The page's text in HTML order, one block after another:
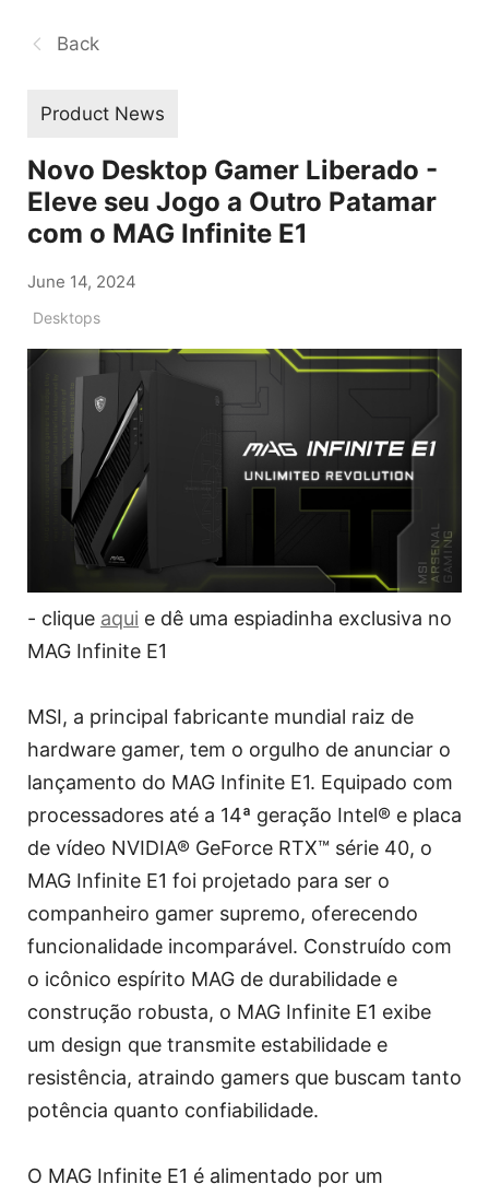
Back
Product News
Novo Desktop Gamer Liberado -
Eleve seu Jogo a Outro Patamar
com o MAG Infinite E1
June 14, 2024
Desktops
- clique aqui e dê uma espiadinha exclusiva no
MAG Infinite E1
MSI, a principal fabricante mundial raiz de
hardware gamer, tem o orgulho de anunciar o
lançamento do MAG Infinite E1. Equipado com
processadores até a 14ª geração Intel® e placa
de vídeo NVIDIA® GeForce RTX™ série 40, o
MAG Infinite E1 foi projetado para ser o
companheiro gamer supremo, oferecendo
funcionalidade incomparável. Construído com
o icônico espírito MAG de durabilidade e
construção robusta, o MAG Infinite E1 exibe
um design que transmite estabilidade e
resistência, atraindo gamers que buscam tanto
potência quanto confiabilidade.
O MAG Infinite E1 é alimentado por um